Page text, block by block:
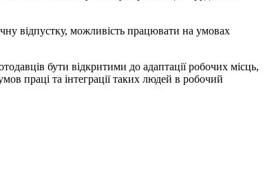
відпустку, можливість працювати на умовах
бути відкритими до адаптації робочих місць,
праці та інтеграції таких людей в робочий